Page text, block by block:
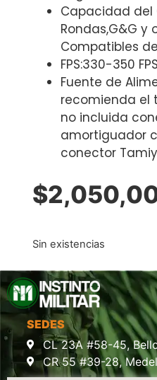
Capacidad del
Rondas,G&G y
Compatibles
FPS:330-350
Fuente de
recomienda el
no incluida
amortiguador
conector
$
Sin existencias
SEDES
CL 23A #58-45,
CR 55 #39-28,